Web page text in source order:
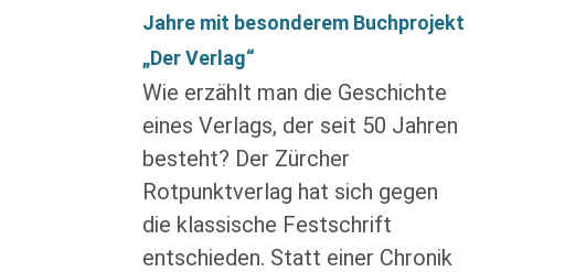
Jahre mit besonderem Buchprojekt
„Der Verlag“
Wie erzählt man die Geschichte
eines Verlags, der seit 50 Jahren
besteht? Der Zürcher
Rotpunktverlag hat sich gegen
die klassische Festschrift
entschieden. Statt einer Chronik